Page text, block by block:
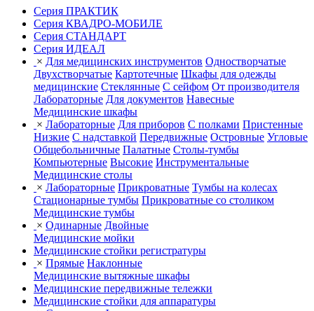
Серия ПРАКТИК
Серия КВАДРО-МОБИЛЕ
Серия СТАНДАРТ
Серия ИДЕАЛ
× Для медицинских инструментов Одностворчатые
Двухстворчатые Картотечные Шкафы для одежды
медицинские Стеклянные С сейфом От производителя
Лабораторные Для документов Навесные
Медицинские шкафы
× Лабораторные Для приборов С полками Пристенные
Низкие С надставкой Передвижные Островные Угловые
Общебольничные Палатные Столы-тумбы
Компьютерные Высокие Инструментальные
Медицинские столы
× Лабораторные Прикроватные Тумбы на колесах
Стационарные тумбы Прикроватные со столиком
Медицинские тумбы
× Одинарные Двойные
Медицинские мойки
Медицинские стойки регистратуры
× Прямые Наклонные
Медицинские вытяжные шкафы
Медицинские передвижные тележки
Медицинские стойки для аппаратуры